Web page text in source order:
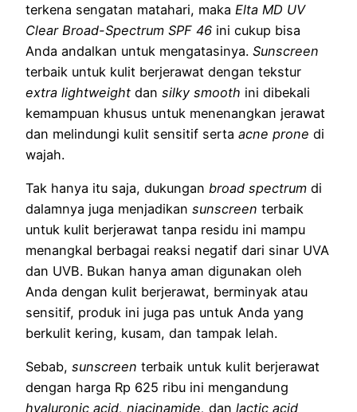
terkena sengatan matahari, maka Elta MD UV
Clear Broad-Spectrum SPF 46 ini cukup bisa
Anda andalkan untuk mengatasinya. Sunscreen
terbaik untuk kulit berjerawat dengan tekstur
extra lightweight dan silky smooth ini dibekali
kemampuan khusus untuk menenangkan jerawat
dan melindungi kulit sensitif serta acne prone di
wajah.
Tak hanya itu saja, dukungan broad spectrum di
dalamnya juga menjadikan sunscreen terbaik
untuk kulit berjerawat tanpa residu ini mampu
menangkal berbagai reaksi negatif dari sinar UVA
dan UVB. Bukan hanya aman digunakan oleh
Anda dengan kulit berjerawat, berminyak atau
sensitif, produk ini juga pas untuk Anda yang
berkulit kering, kusam, dan tampak lelah.
Sebab, sunscreen terbaik untuk kulit berjerawat
dengan harga Rp 625 ribu ini mengandung
hyaluronic acid, niacinamide, dan lactic acid